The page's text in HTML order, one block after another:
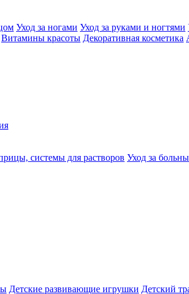
Уход за ногами Уход за руками и ногтями
Витамины красоты Декоративная косметика
системы для растворов Уход за
Детские развивающие игрушки Детский